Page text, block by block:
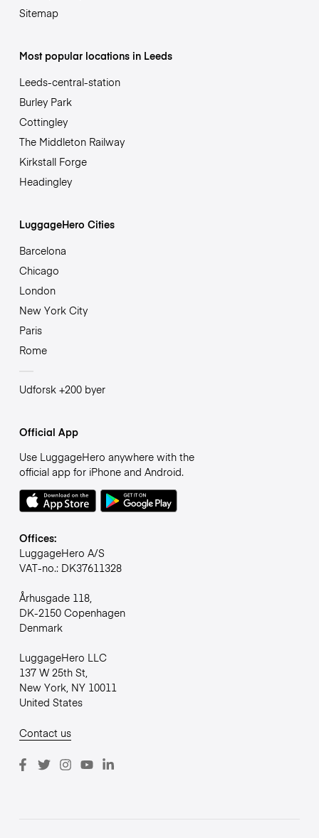
Sitemap
Most popular locations in Leeds
Leeds-central-station
Burley Park
Cottingley
The Middleton Railway
Kirkstall Forge
Headingley
LuggageHero Cities
Barcelona
Chicago
London
New York City
Paris
Rome
Udforsk +200 byer
Official App
Use LuggageHero anywhere with the
official app for iPhone and Android.
Offices:
LuggageHero A/S
VAT-no.: DK37611328
Århusgade 118,
DK-2150 Copenhagen
Denmark
LuggageHero LLC
137 W 25th St,
New York, NY 10011
United States
Contact us